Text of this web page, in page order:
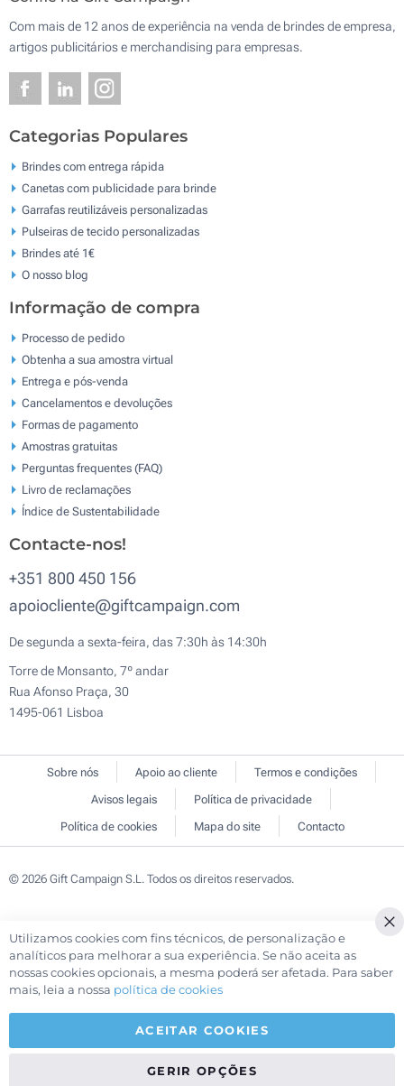
Com mais de 12 anos de experiência na venda de brindes de empresa,
artigos publicitários e merchandising para empresas.
Categorias Populares
Brindes com entrega rápida
Canetas com publicidade para brinde
Garrafas reutilizáveis personalizadas
Pulseiras de tecido personalizadas
Brindes até 1€
O nosso blog
Informação de compra
Processo de pedido
Obtenha a sua amostra virtual
Entrega e pós-venda
Cancelamentos e devoluções
Formas de pagamento
Amostras gratuitas
Perguntas frequentes (FAQ)
Livro de reclamaçōes
Índice de Sustentabilidade
Contacte-nos!
+351 800 450 156
apoiocliente@giftcampaign.com
De segunda a sexta-feira, das 7:30h às 14:30h
Torre de Monsanto, 7º andar
Rua Afonso Praça, 30
1495-061 Lisboa
Sobre nós Apoio ao cliente
Termos e condições
Avisos legais
Política de privacidade
Política de cookies
Mapa do site Contacto
© 2026 Gift Campaign S.L. Todos os direitos reservados.
Utilizamos cookies com fins técnicos, de personalização e
analíticos para melhorar a sua experiência. Se não aceita as
nossas cookies opcionais, a mesma poderá ser afetada. Para saber
mais, leia a nossa política de cookies
ACEITAR COOKIES
GERIR OPÇÕES